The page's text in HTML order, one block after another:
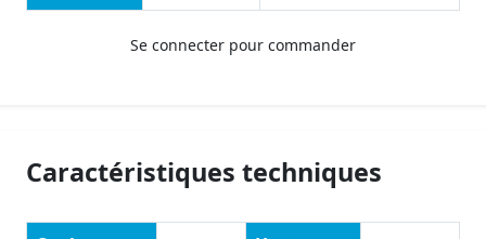
Se connecter pour commander
Caractéristiques techniques